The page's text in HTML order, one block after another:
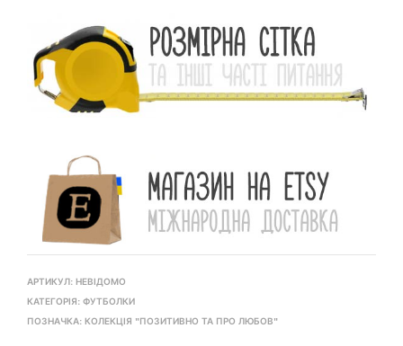
АРТИКУЛ: НЕВІДОМО
КАТЕГОРІЯ: ФУТБОЛКИ
ПОЗНАЧКА: КОЛЕКЦІЯ "ПОЗИТИВНО ТА ПРО ЛЮБОВ"